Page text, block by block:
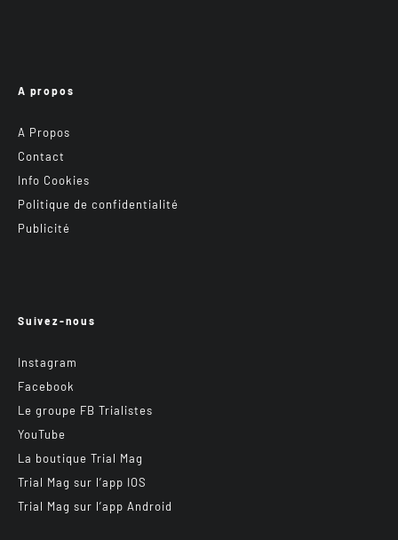
A propos
A Propos
Contact
Info Cookies
Politique de confidentialité
Publicité
Suivez-nous
Instagram
Facebook
Le groupe FB Trialistes
YouTube
La boutique Trial Mag
Trial Mag sur l’app IOS
Trial Mag sur l’app Android